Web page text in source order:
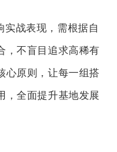
实战表现，需根据自
，不盲目追求高稀有
心原则，让每一组搭
，全面提升基地发展